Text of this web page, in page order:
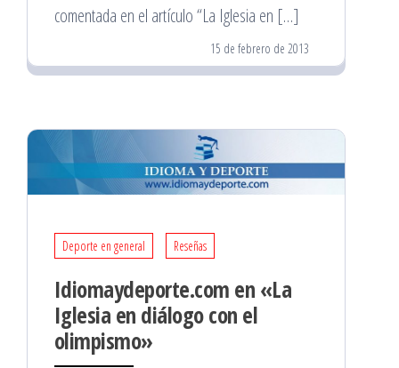
comentada en el artículo “La Iglesia en […]
15 de febrero de 2013
Deporte en general Reseñas
Idiomaydeporte.com en «La
Iglesia en diálogo con el
olimpismo»